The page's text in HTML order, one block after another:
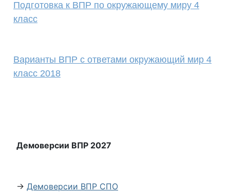
Подготовка к ВПР по окружающему миру 4
класс
Варианты ВПР с ответами окружающий мир 4
класс 2018
Демоверсии ВПР 2027
→ Демоверсии ВПР СПО